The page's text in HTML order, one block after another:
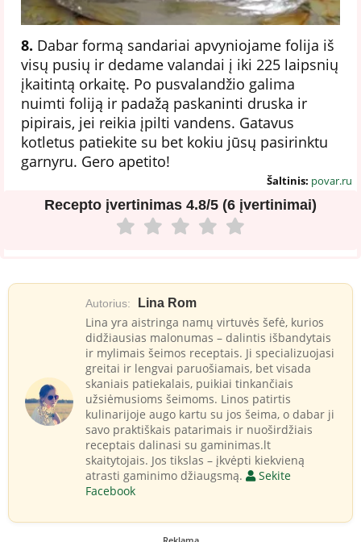
8. Dabar formą sandariai apvyniojame folija iš
visų pusių ir dedame valandai į iki 225 laipsnių
įkaitintą orkaitę. Po pusvalandžio galima
nuimti foliją ir padažą paskaninti druska ir
pipirais, jei reikia įpilti vandens. Gatavus
kotletus patiekite su bet kokiu jūsų pasirinktu
garnyru. Gero apetito!
Šaltinis: povar.ru
Recepto įvertinimas 4.8/5 (6 įvertinimai)
Autorius: Lina Rom
Lina yra aistringa namų virtuvės šefė, kurios
didžiausias malonumas – dalintis išbandytais
ir mylimais šeimos receptais. Ji specializuojasi
greitai ir lengvai paruošiamais, bet visada
skaniais patiekalais, puikiai tinkančiais
užsiėmusioms šeimoms. Linos patirtis
kulinarijoje augo kartu su jos šeima, o dabar ji
savo praktiškais patarimais ir nuoširdžiais
receptais dalinasi su gaminimas.lt
skaitytojais. Jos tikslas – įkvėpti kiekvieną
atrasti gaminimo džiaugsmą.
Sekite
Facebook